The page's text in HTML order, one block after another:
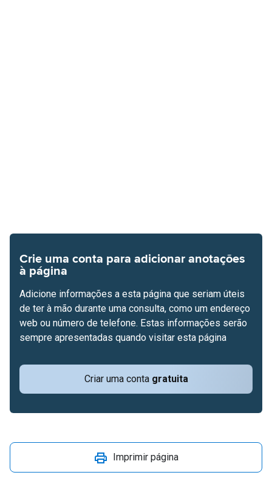
Crie uma conta para adicionar anotações
à página
Criar uma conta gratuita
Adicione informações a esta página que seriam úteis
de ter à mão durante uma consulta, como um endereço
web ou número de telefone. Estas informações serão
sempre apresentadas quando visitar esta página
Imprimir página